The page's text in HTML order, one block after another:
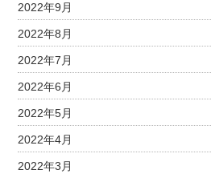
2022年9月
2022年8月
2022年7月
2022年6月
2022年5月
2022年4月
2022年3月